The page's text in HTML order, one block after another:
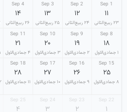
1 Sep
۱۱
۲۳ ربیع‌الثانی
2 Sep
۱۲
۲۴ ربیع‌الثانی
3 Sep
۱۳
۲۵ ربیع‌الثانی
4 Sep
۱۴
۲۶ ربیع‌الثانی
8 Sep
۱۸
۱ جمادی‌الاول
9 Sep
۱۹
۲ جمادی‌الاول
10 Sep
۲۰
۳ جمادی‌الاول
11 Sep
۲۱
۴ جمادی‌الاول ۵
15 Sep
۲۵
۸ جمادی‌الاول
16 Sep
۲۶
۹ جمادی‌الاول
17 Sep
۲۷
۱۰ جمادی‌الاول
18 Sep
۲۸
۱۱ جمادی‌الاول ۱۲
22 Sep
۱
23 Sep
۲
24 Sep
۳
25 Sep
۴